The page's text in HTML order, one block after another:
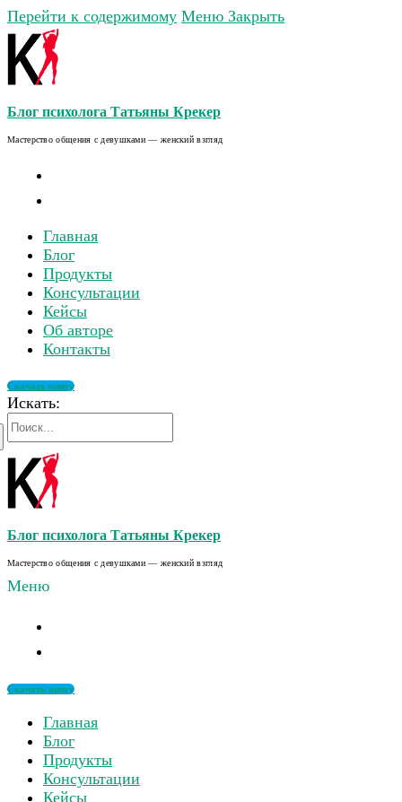
Перейти к содержимому Меню Закрыть
Блог психолога Татьяны Крекер
Мастерство общения с девушками — женский взгляд
Главная
Блог
Продукты
Консультации
Кейсы
Об авторе
Контакты
Скачать книгу
Искать:
Блог психолога Татьяны Крекер
Мастерство общения с девушками — женский взгляд
Меню
Скачать книгу
Главная
Блог
Продукты
Консультации
Кейсы